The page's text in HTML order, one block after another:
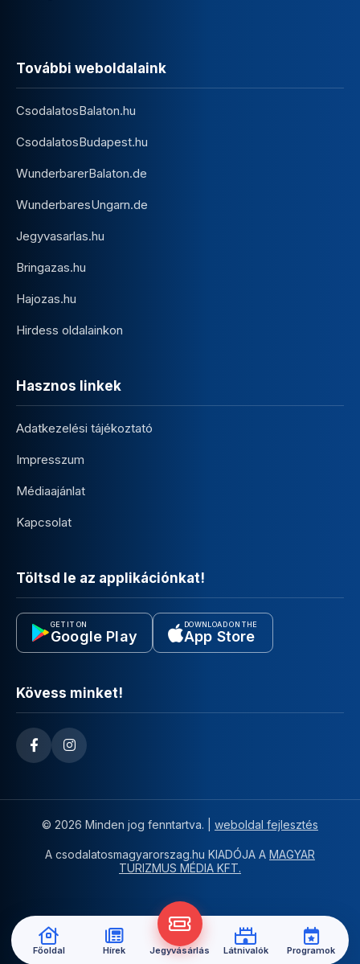
További weboldalaink
CsodalatosBalaton.hu
CsodalatosBudapest.hu
WunderbarerBalaton.de
WunderbaresUngarn.de
Jegyvasarlas.hu
Bringazas.hu
Hajozas.hu
Hirdess oldalainkon
Hasznos linkek
Adatkezelési tájékoztató
Impresszum
Médiaajánlat
Kapcsolat
Töltsd le az applikációnkat!
GET IT ON
Google Play
DOWNLOAD ON THE
App Store
Kövess minket!
© 2026 Minden jog fenntartva. | weboldal fejlesztés
A csodalatosmagyarorszag.hu KIADÓJA A MAGYAR
TURIZMUS MÉDIA KFT.
Főoldal Hírek Jegyvásárlás Látnivalók Programok